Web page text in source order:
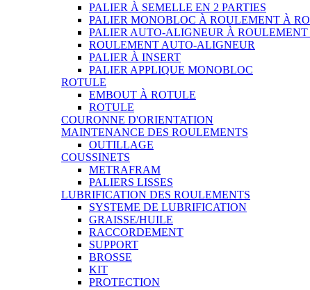
PALIER À SEMELLE EN 2 PARTIES
PALIER MONOBLOC À ROULEMENT À
PALIER AUTO-ALIGNEUR À
ROULEMENT AUTO-ALIGNEUR
PALIER À INSERT
PALIER APPLIQUE MONOBLOC
ROTULE
EMBOUT À ROTULE
ROTULE
COURONNE D'ORIENTATION
MAINTENANCE DES ROULEMENTS
OUTILLAGE
COUSSINETS
METRAFRAM
PALIERS LISSES
LUBRIFICATION DES ROULEMENTS
SYSTEME DE LUBRIFICATION
GRAISSE/HUILE
RACCORDEMENT
SUPPORT
BROSSE
KIT
PROTECTION